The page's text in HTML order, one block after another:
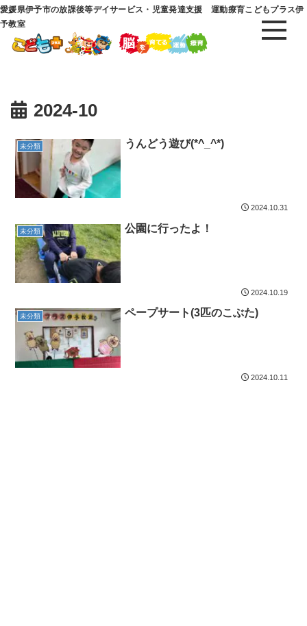
愛媛県伊予市の放課後等デイサービス・児童発達支援 運動療育こどもプラス伊
予教室
2024-10
未分類 うんどう遊び(*^_^*)
2024.10.31
未分類 公園に行ったよ！
2024.10.19
未分類 ペープサート(3匹のこぶた)
2024.10.11